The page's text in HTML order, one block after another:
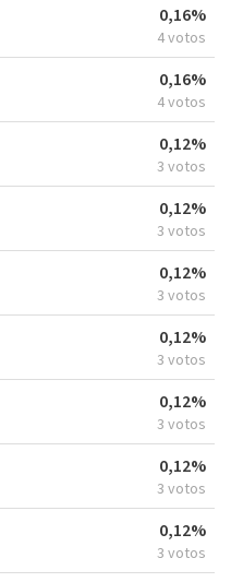
0,16%
4 votos
0,16%
4 votos
0,12%
3 votos
0,12%
3 votos
0,12%
3 votos
0,12%
3 votos
0,12%
3 votos
0,12%
3 votos
0,12%
3 votos